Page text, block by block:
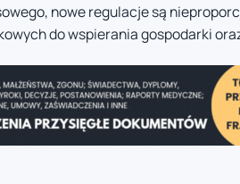
nowe regulacje są
do wspierania gospodarki